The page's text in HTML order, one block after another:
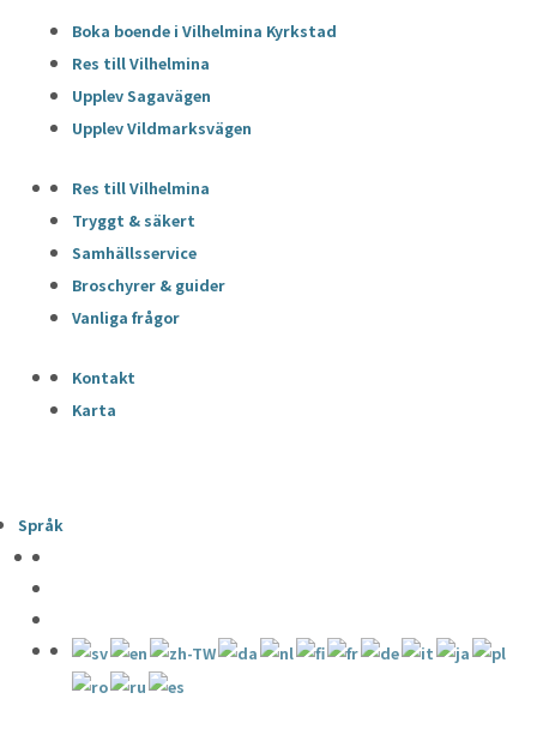
Boka boende i Vilhelmina Kyrkstad
Res till Vilhelmina
Upplev Sagavägen
Upplev Vildmarksvägen
Res till Vilhelmina
Tryggt & säkert
Samhällsservice
Broschyrer & guider
Vanliga frågor
Kontakt
Karta
Språk